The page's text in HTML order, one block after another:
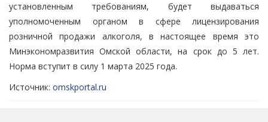
установленным требованиям, будет выдаваться
уполномоченным органом в сфере лицензирования
розничной продажи алкоголя, в настоящее время это
Минэкономразвития Омской области, на срок до 5 лет.
Норма вступит в силу 1 марта 2025 года.
Источник: omskportal.ru